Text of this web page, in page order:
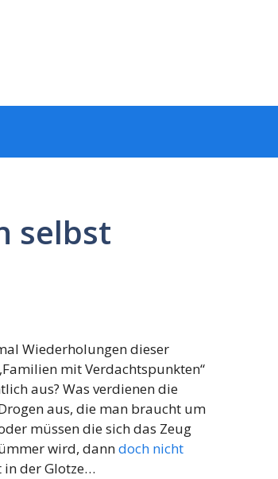
selbst
Wiederholungen dieser
mit Verdachtspunkten“
aus? Was verdienen die
aus, die man braucht um
müssen die sich das Zeug
wird, danndoch nicht
in der Glotze…